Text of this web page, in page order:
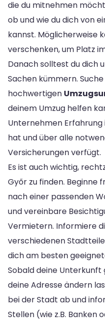
die du mitnehmen
ob und wie du dich von
kannst. Möglicherweise
verschenken, um Platz
Danach solltest du dich
Sachen kümmern.
hochwertigen
deinem Umzug helfen
Unternehmen
hat und über alle
Versicherungen verfügt.
Es ist auch wichtig,
Győr zu finden. Beginne
nach einer passenden
und vereinbare
Vermietern. Informiere
verschiedenen
dich am besten
Sobald deine
deine Adresse ändern
bei der Stadt ab und
Stellen (wie z.B. Banken